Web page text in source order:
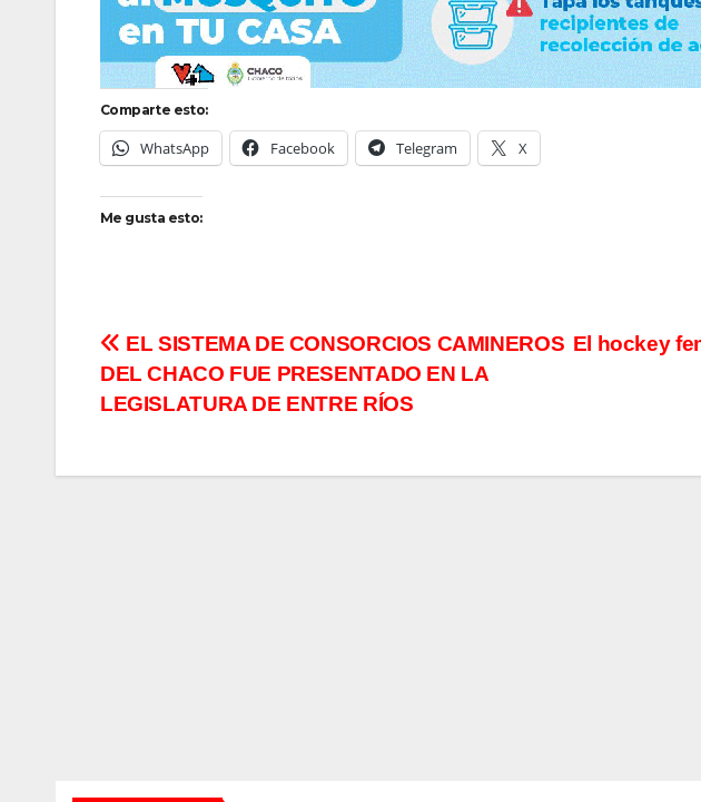
Comparte esto:
WhatsApp Facebook Telegram X
Me gusta esto:
Navegación
de
El hockey
EL SISTEMA DE CONSORCIOS CAMINEROS
DEL CHACO FUE PRESENTADO EN LA
LEGISLATURA DE ENTRE RÍOS